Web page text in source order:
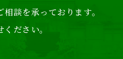
相談を承っております。
ださい。